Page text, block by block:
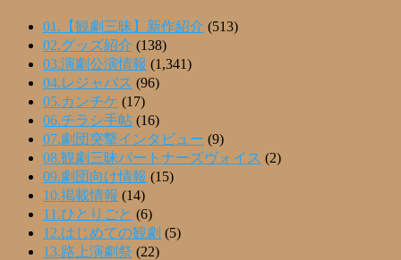
01.【観劇三昧】新作紹介 (513)
02.グッズ紹介 (138)
03.演劇公演情報 (1,341)
04.レジャパス (96)
05.カンチケ (17)
06.チラシ手帖 (16)
07.劇団突撃インタビュー (9)
08.観劇三昧パートナーズヴォイス (2)
09.劇団向け情報 (15)
10.掲載情報 (14)
11.ひとりごと (6)
12.はじめての観劇 (5)
13.路上演劇祭 (22)